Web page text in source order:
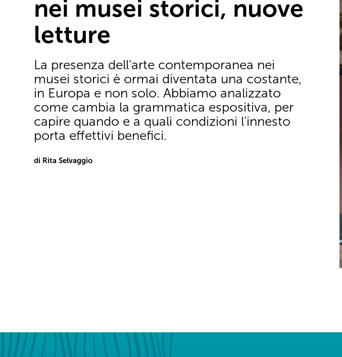
nei musei storici, nuove
letture
La presenza dell'arte contemporanea nei
musei storici è ormai diventata una costante,
in Europa e non solo. Abbiamo analizzato
come cambia la grammatica espositiva, per
capire quando e a quali condizioni l'innesto
porta effettivi benefici.
di Rita Selvaggio